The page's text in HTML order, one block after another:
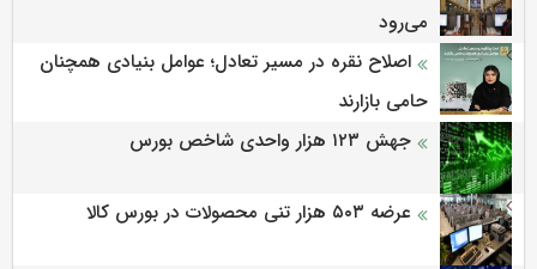
می‌‌رود
اصلاح نقره در مسیر تعادل؛ عوامل بنیادی همچنان
حامی بازارند
جهش ۱۲۳ هزار واحدی شاخص بورس
عرضه ۵۰۳ هزار تنی محصولات در بورس کالا